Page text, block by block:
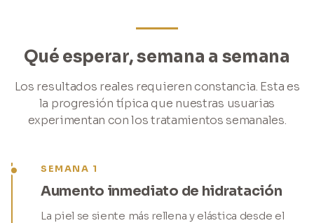
Qué esperar, semana a semana
Los resultados reales requieren constancia. Esta es
la progresión típica que nuestras usuarias
experimentan con los tratamientos semanales.
SEMANA 1
Aumento inmediato de hidratación
La piel se siente más rellena y elástica desde el